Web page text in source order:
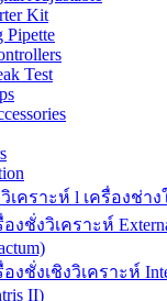
Kit
Pipette
Test
เคราะห์ l เครื่องช่า
องชั่งวิเคราะห์
องชั่งเชิงวิเคราะห์
II)